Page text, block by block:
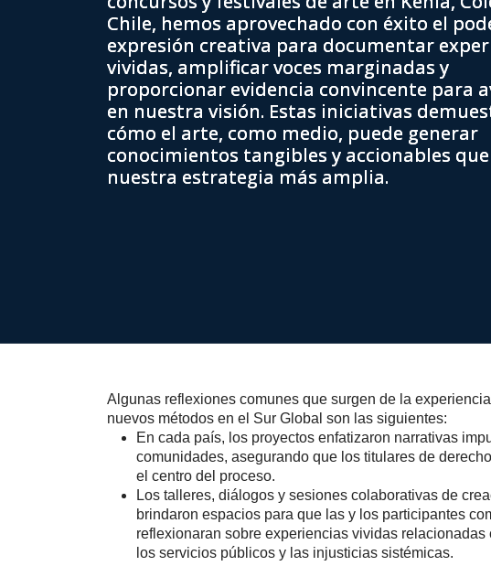
Chile, hemos aprovechado con éxito el
expresión creativa para documentar
vividas, amplificar voces marginadas y
proporcionar evidencia convincente para
en nuestra visión. Estas iniciativas
cómo el arte, como medio, puede generar
conocimientos tangibles y accionables
nuestra estrategia más amplia.
Algunas reflexiones comunes que surgen de la
nuevos métodos en el Sur Global son las siguientes:
En cada país, los proyectos enfatizaron narrativas
comunidades, asegurando que los titulares de
el centro del proceso.
Los talleres, diálogos y sesiones colaborativas de
brindaron espacios para que las y los participantes
reflexionaran sobre experiencias vividas relacionadas
los servicios públicos y las injusticias sistémicas.